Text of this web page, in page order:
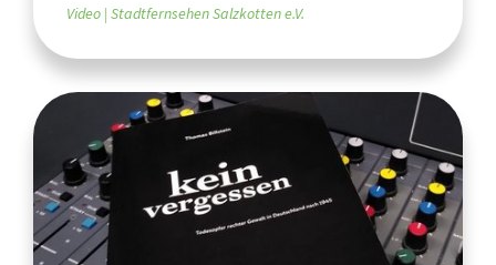
Video Stadtfernsehen Salzkotten e.V.